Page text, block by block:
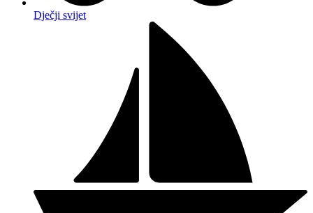
Dječji svijet